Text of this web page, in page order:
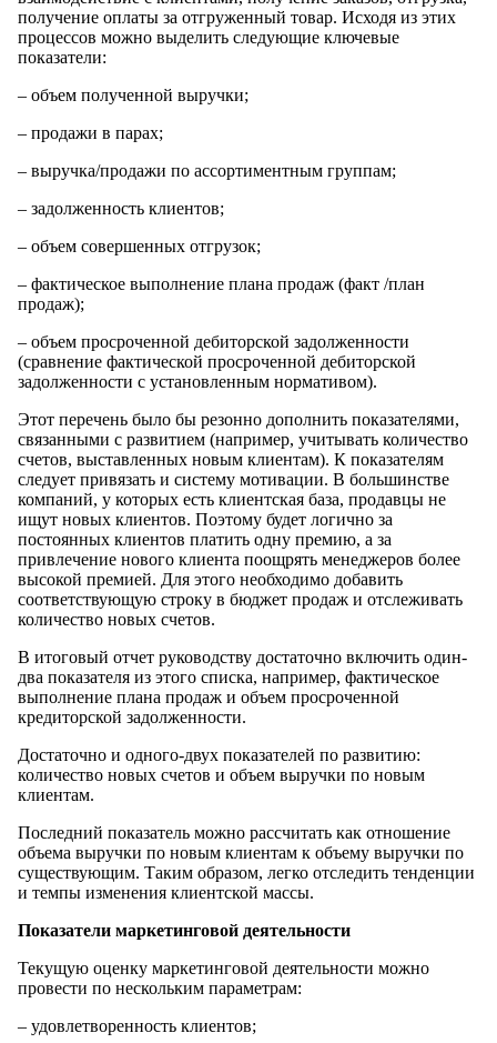
получение оплаты за отгруженный товар. Исходя из этих
процессов можно выделить следующие ключевые
показатели:
– объем полученной выручки;
– продажи в парах;
– выручка/продажи по ассортиментным группам;
– задолженность клиентов;
– объем совершенных отгрузок;
– фактическое выполнение плана продаж (факт /план
продаж);
– объем просроченной дебиторской задолженности
(сравнение фактической просроченной дебиторской
задолженности с установленным нормативом).
Этот перечень было бы резонно дополнить показателями,
связанными с развитием (например, учитывать количество
счетов, выставленных новым клиентам). К показателям
следует привязать и систему мотивации. В большинстве
компаний, у которых есть клиентская база, продавцы не
ищут новых клиентов. Поэтому будет логично за
постоянных клиентов платить одну премию, а за
привлечение нового клиента поощрять менеджеров более
высокой премией. Для этого необходимо добавить
соответствующую строку в бюджет продаж и отслеживать
количество новых счетов.
В итоговый отчет руководству достаточно включить один-
два показателя из этого списка, например, фактическое
выполнение плана продаж и объем просроченной
кредиторской задолженности.
Достаточно и одного-двух показателей по развитию:
количество новых счетов и объем выручки по новым
клиентам.
Последний показатель можно рассчитать как отношение
объема выручки по новым клиентам к объему выручки по
существующим. Таким образом, легко отследить тенденции
и темпы изменения клиентской массы.
Показатели маркетинговой деятельности
Текущую оценку маркетинговой деятельности можно
провести по нескольким параметрам:
– удовлетворенность клиентов;